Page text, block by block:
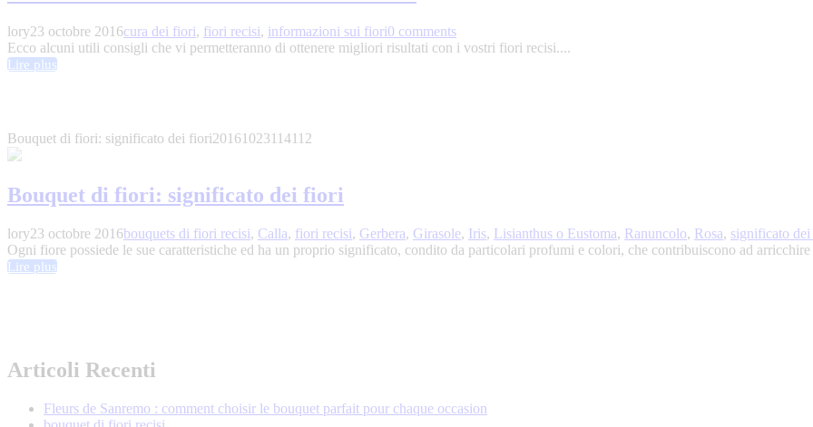
lory23 octobre 2016cura dei fiori, fiori recisi, informazioni sui fiori0 comments
Ecco alcuni utili consigli che vi permetteranno di ottenere migliori risultati con i vostri fiori recisi....
Lire plus
Bouquet di fiori: significato dei fiori20161023114112
Bouquet di fiori: significato dei fiori
lory23 octobre 2016bouquets di fiori recisi, Calla, fiori recisi, Gerbera, Girasole, Iris, Lisianthus o Eustoma, Ranuncolo, Rosa, significato
Ogni fiore possiede le sue caratteristiche ed ha un proprio significato, condito da particolari profumi e colori, che contribuiscono ad
Lire plus
Articoli Recenti
Fleurs de Sanremo : comment choisir le bouquet parfait pour chaque occasion